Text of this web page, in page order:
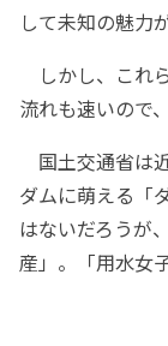
して未知の魅力
しかし、これ
流れも速いので
国土交通省は
ダムに萌える「
はないだろうが
産」。「用水女